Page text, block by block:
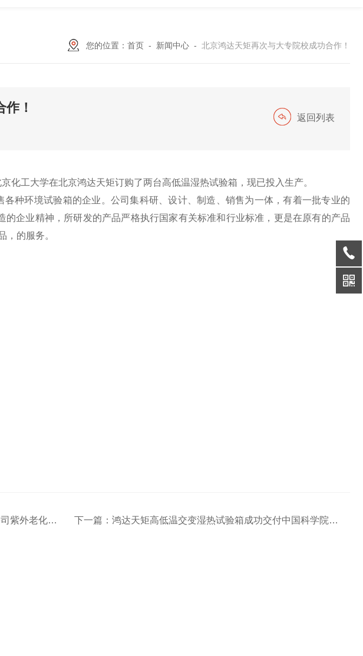
您的位置： 首页 - 新闻中心 - 北京鸿达天矩再次与大专院校成功合作！
！
返回列表
化工大学在北京鸿达天矩订购了两台高低温湿热试验箱，现已投入生产。
种环境试验箱的企业。公司集科研、设计、制造、销售为一体，有着一批专业的
企业精神，所研发的产品严格执行国家有关标准和行业标准，更是在原有的产品
，的服务。
老化试验箱 下一篇：鸿达天矩高低温交变湿热试验箱成功交付中国科学院成都分院